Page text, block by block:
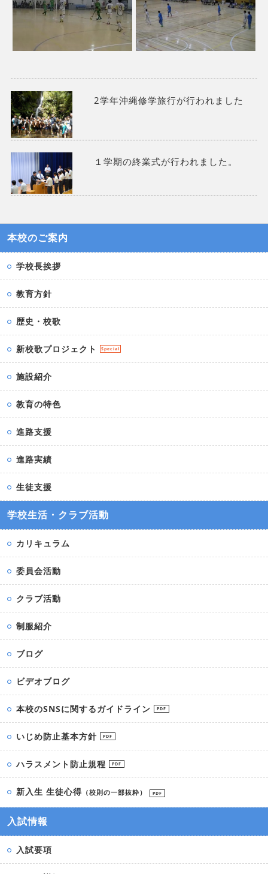
2学年沖縄修学旅行が行われました
１学期の終業式が行われました。
本校のご案内
学校長挨拶
教育方針
歴史・校歌
新校歌プロジェクト Special
施設紹介
教育の特色
進路支援
進路実績
生徒支援
学校生活・クラブ活動
カリキュラム
委員会活動
クラブ活動
制服紹介
ブログ
ビデオブログ
本校のSNSに関するガイドライン PDF
いじめ防止基本方針 PDF
ハラスメント防止規程 PDF
新入生 生徒心得 （校則の一部抜粋） PDF
入試情報
入試要項